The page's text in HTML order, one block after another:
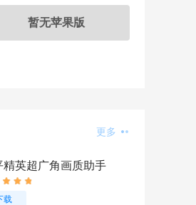
暂无苹果版
更多
精英超广角画质助手
载